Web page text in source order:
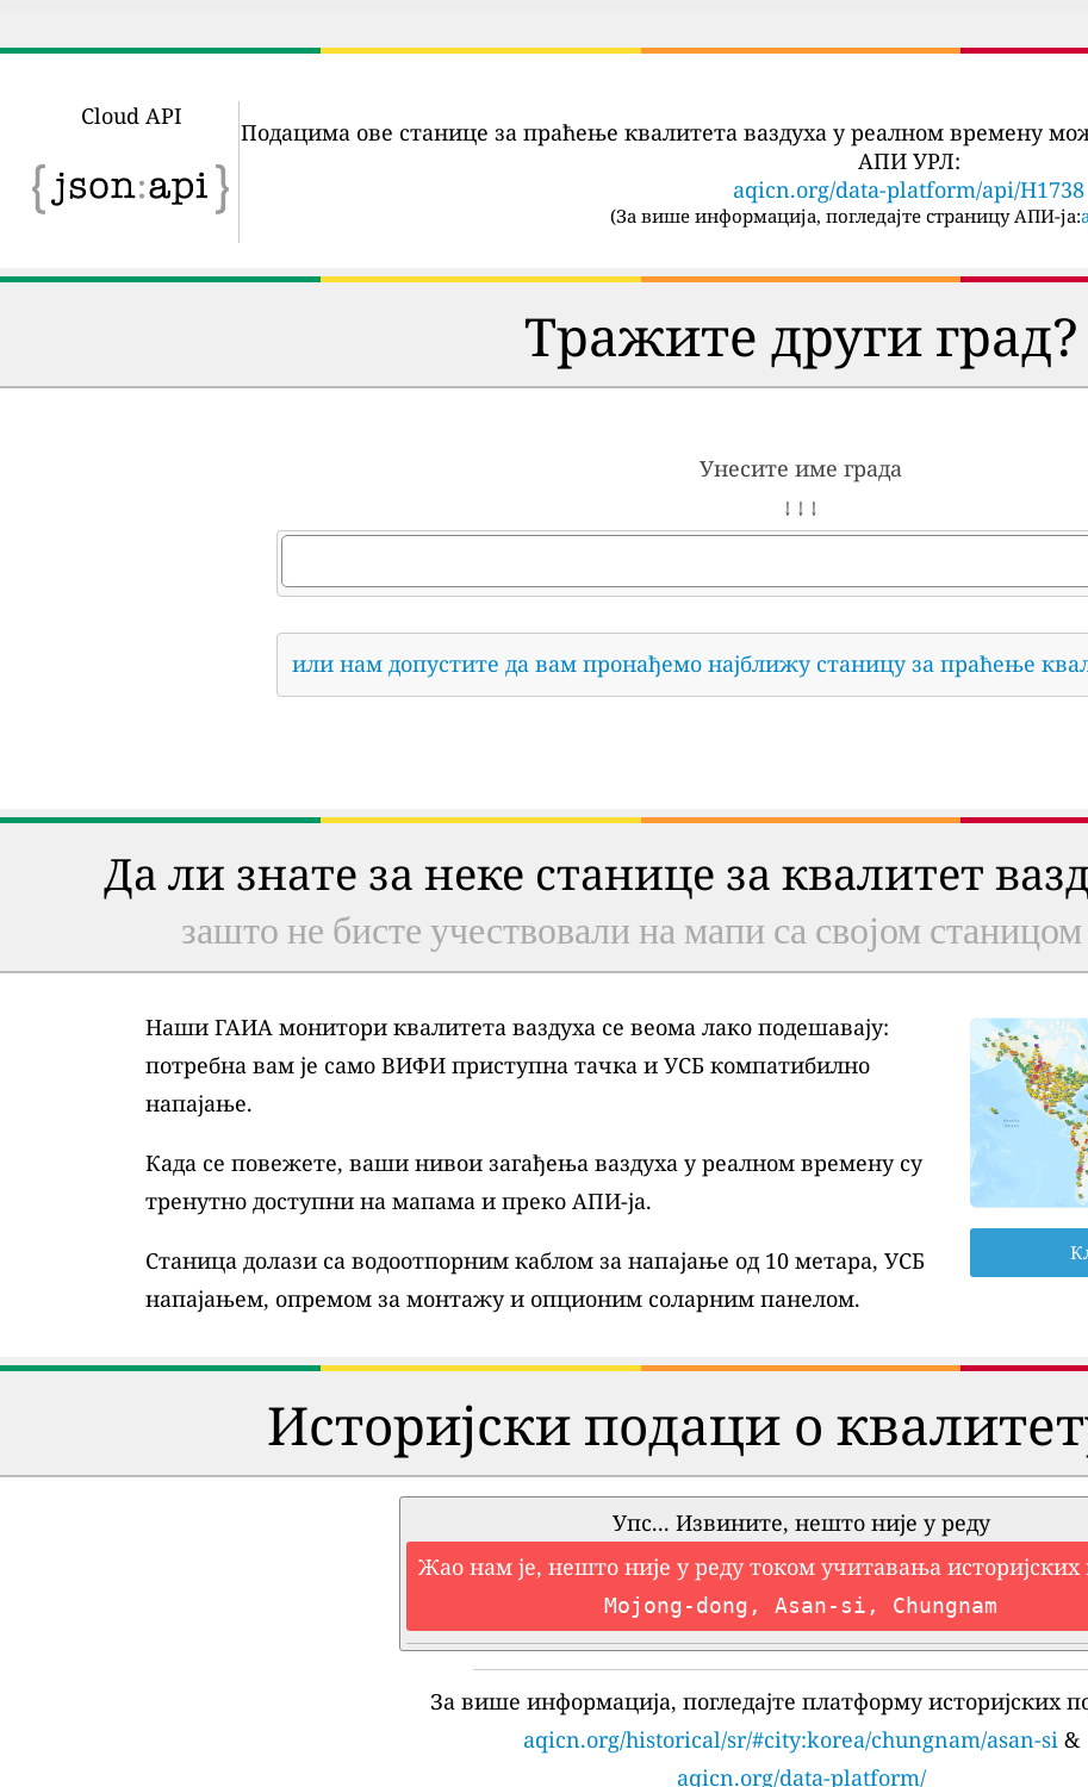
Cloud API
Подацима ове станице за праћење квалитета ваздуха у реалном времену
АПИ УРЛ:
aqicn.org/data-platform/api/H1738
(За више информација, погледајте страницу АПИ-ја:
Тражите други град?
Унесите име града
↓ ↓ ↓
или нам допустите да вам пронађемо најближу станицу за праћење
Да ли знате за неке станице за квалитет
зашто не бисте учествовали на мапи са својом станицом
Наши ГАИА монитори квалитета ваздуха се веома лако подешавају:
потребна вам је само ВИФИ приступна тачка и УСБ компатибилно
напајање.
Када се повежете, ваши нивои загађења ваздуха у реалном времену су
тренутно доступни на мапама и преко АПИ-ја.
Станица долази са водоотпорним каблом за напајање од 10 метара, УСБ
напајањем, опремом за монтажу и опционим соларним панелом.
Историјски подаци о
Упс... Извините, нешто није у реду
Жао нам је, нешто није у реду током учитавања историјских
Mojong-dong, Asan-si, Chungnam
За више информација, погледајте платформу историјских
aqicn.org/historical/sr/#city:korea/chungnam/asan-si&
aqicn.org/data-platform/